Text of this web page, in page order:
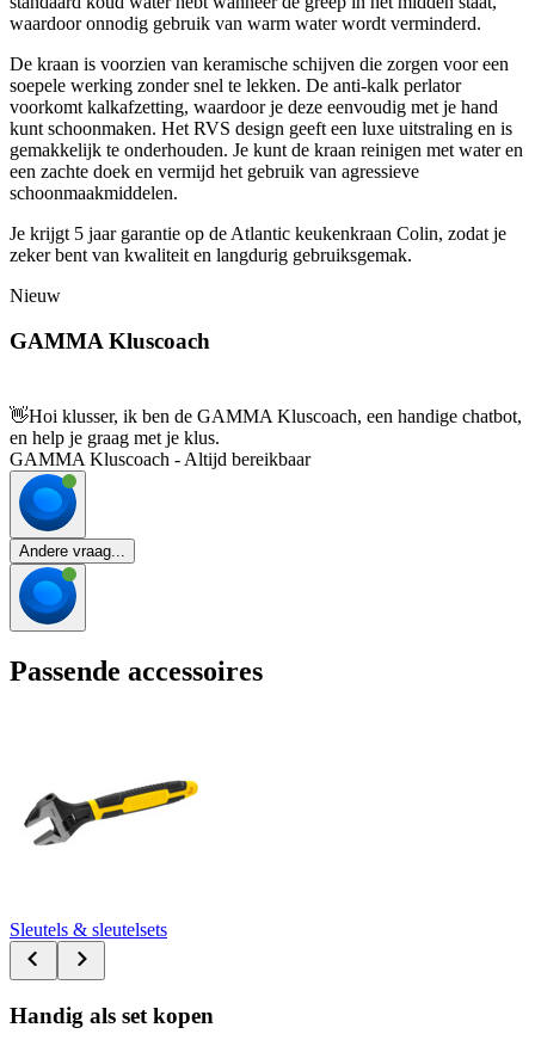
waardoor onnodig gebruik van warm water wordt verminderd.
De kraan is voorzien van keramische schijven die zorgen voor een
soepele werking zonder snel te lekken. De anti-kalk perlator
voorkomt kalkafzetting, waardoor je deze eenvoudig met je hand
kunt schoonmaken. Het RVS design geeft een luxe uitstraling en is
gemakkelijk te onderhouden. Je kunt de kraan reinigen met water en
een zachte doek en vermijd het gebruik van agressieve
schoonmaakmiddelen.
Je krijgt 5 jaar garantie op de Atlantic keukenkraan Colin, zodat je
zeker bent van kwaliteit en langdurig gebruiksgemak.
Nieuw
GAMMA Kluscoach
👋Hoi klusser, ik ben de GAMMA Kluscoach, een handige chatbot,
en help je graag met je klus.
GAMMA Kluscoach - Altijd bereikbaar
Andere vraag...
Passende accessoires
Sleutels & sleutelsets
Handig als set kopen